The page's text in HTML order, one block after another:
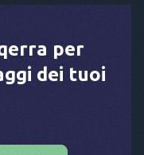
per
dei tuoi